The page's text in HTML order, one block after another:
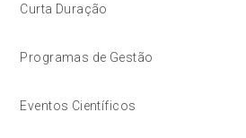
Curta Duração
Programas de Gestão
Eventos Científicos